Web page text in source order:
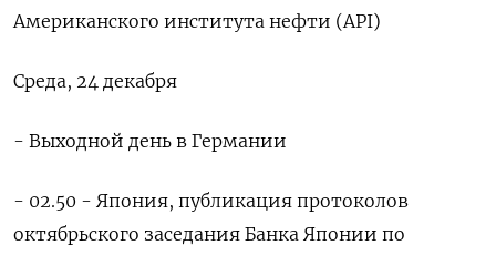
Американского института нефти (API)
Среда, 24 декабря
- Выходной день в Германии
- 02.50 - Япония, публикация протоколов
октябрьского заседания Банка Японии по